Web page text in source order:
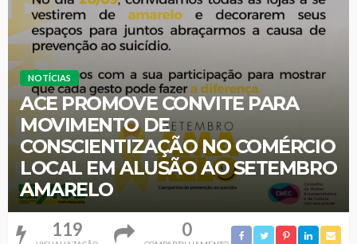
NOTÍCIAS
ACE PROMOVE CONVITE PARA
MOVIMENTO DE
CONSCIENTIZAÇÃO NO COMÉRCIO
LOCAL EM ALUSÃO AO SETEMBRO
AMARELO
119 0